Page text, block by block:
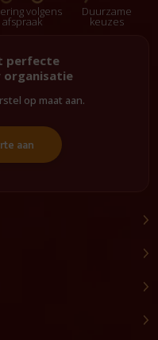
volgens
afspraak
Duurzame
keuzes
perfecte
op maat aan.
aan